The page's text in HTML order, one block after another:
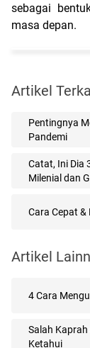
sebagai
masa depan.
Artikel
Pentingnya
Pandemi
Catat, Ini Dia
Milenial dan
Cara Cepat
Artikel
4 Cara
Salah
Ketahui